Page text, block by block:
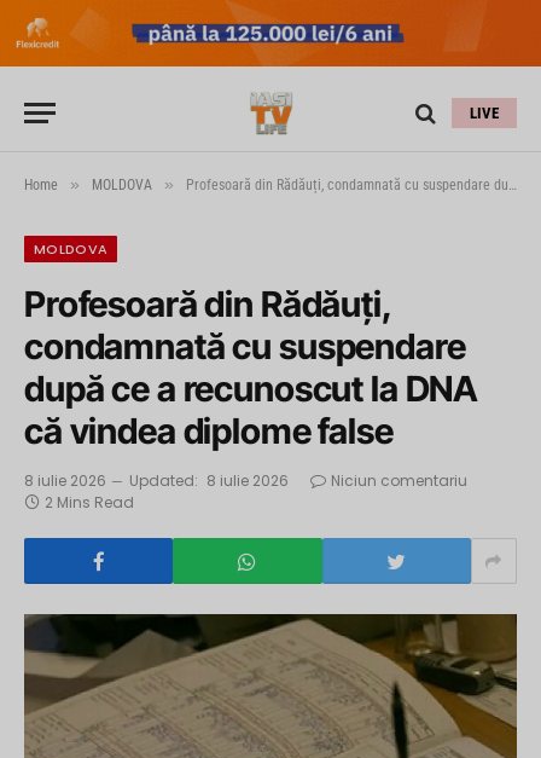
LIVE
Home » MOLDOVA » Profesoară din Rădăuți, condamnată cu suspendare după ce a recunoscut la DNA că vindea diplome false
MOLDOVA
Profesoară din Rădăuți,
condamnată cu suspendare
după ce a recunoscut la DNA
că vindea diplome false
8 iulie 2026 Updated: 8 iulie 2026
Niciun comentariu
2 Mins Read